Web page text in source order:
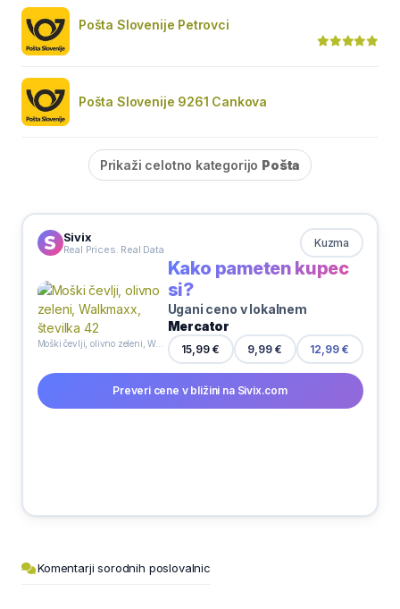
Pošta Slovenije Petrovci
Pošta Slovenije 9261 Cankova
Prikaži celotno kategorijo Pošta
Sivix
Real Prices. Real Data Kuzma
Moški čevlji, olivno zeleni, Walkmaxx, številka 42
Kako pameten kupec
si?
Ugani ceno v lokalnem
Mercator
15,99 € 9,99 € 12,99 €
Preveri cene v bližini na Sivix.com
Komentarji sorodnih poslovalnic